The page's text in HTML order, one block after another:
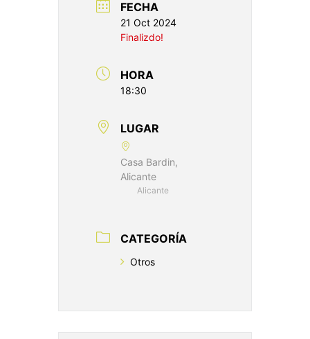
FECHA
21 Oct 2024
Finalizdo!
HORA
18:30
LUGAR
Casa Bardin,
Alicante
Alicante
CATEGORÍA
Otros